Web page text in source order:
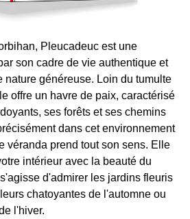
Pleucadeuc est une
son cadre de vie authentique et
nature généreuse. Loin du tumulte
offre un havre de paix, caractérisé
ses forêts et ses chemins
dans cet environnement
véranda prend tout son sens. Elle
intérieur avec la beauté du
d'admirer les jardins fleuris
chatoyantes de l'automne ou
l'hiver.